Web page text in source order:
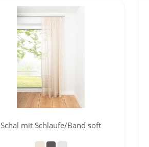
Schal mit Schlaufe/Band soft